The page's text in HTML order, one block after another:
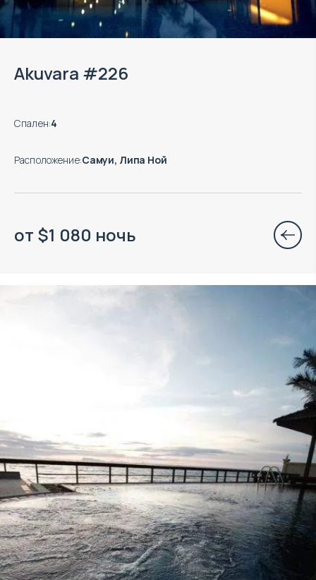
Akuvara #226
Спален:4
Расположение:Самуи, Липа Ной
от $1 080 ночь